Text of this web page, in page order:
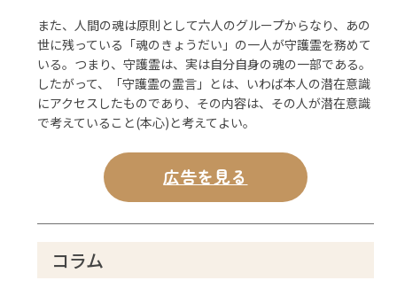
また、人間の魂は原則として六人のグループからなり、あの
世に残っている「魂のきょうだい」の一人が守護霊を務めて
いる。つまり、守護霊は、実は自分自身の魂の一部である。
したがって、「守護霊の霊言」とは、いわば本人の潜在意識
にアクセスしたものであり、その内容は、その人が潜在意識
で考えていること(本心)と考えてよい。
広告を見る
コラム